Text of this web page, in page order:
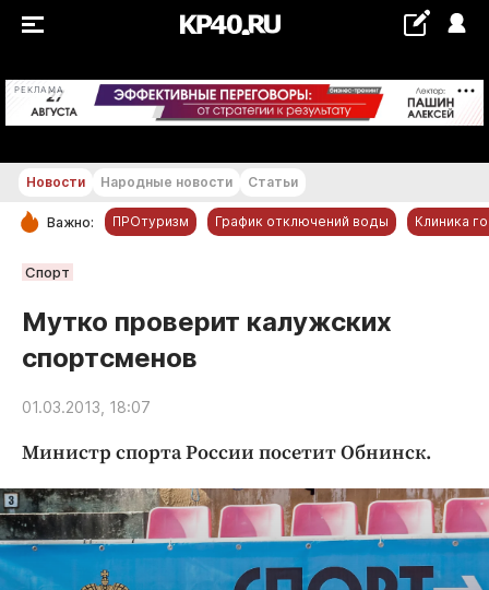
РЕКЛАМА +19...+20 °С
РУБРИКИ
Новости компаний
Статьи
Народные новости
Благоустройство
Криминал
Культура
Недвижимость и ЖКХ
Новости Народные новости Статьи
Важно: ПРОтуризм График отключений воды Клиника
Спорт
Мутко проверит калужских
спортсменов
01.03.2013, 18:07
Министр спорта России посетит Обнинск.